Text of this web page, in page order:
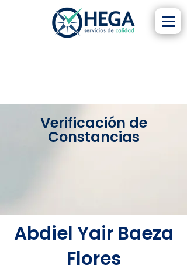
Verificación de
Constancias
Abdiel Yair Baeza
Flores